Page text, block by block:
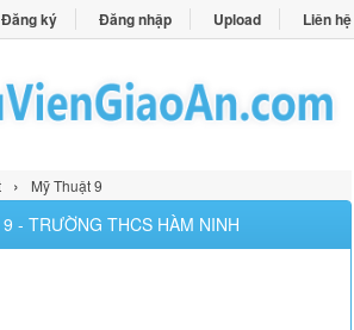
Đăng ký Đăng nhập Upload Liên hệ
› Mỹ Thuật 9
- TRƯỜNG THCS HÀM NINH